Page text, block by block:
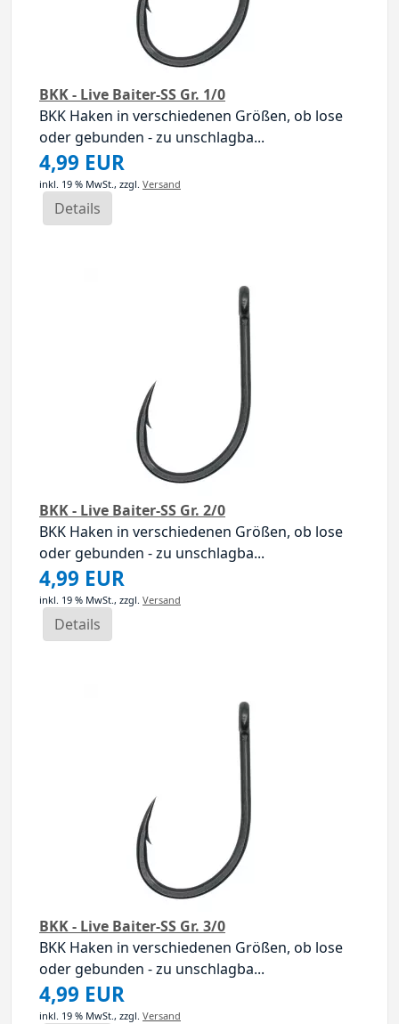
BKK - Live Baiter-SS Gr. 1/0
BKK Haken in verschiedenen Größen, ob lose
oder gebunden - zu unschlagba...
4,99 EUR
inkl. 19 % MwSt., zzgl. Versand
Details
BKK - Live Baiter-SS Gr. 2/0
BKK Haken in verschiedenen Größen, ob lose
oder gebunden - zu unschlagba...
4,99 EUR
inkl. 19 % MwSt., zzgl. Versand
Details
BKK - Live Baiter-SS Gr. 3/0
BKK Haken in verschiedenen Größen, ob lose
oder gebunden - zu unschlagba...
4,99 EUR
inkl. 19 % MwSt., zzgl. Versand